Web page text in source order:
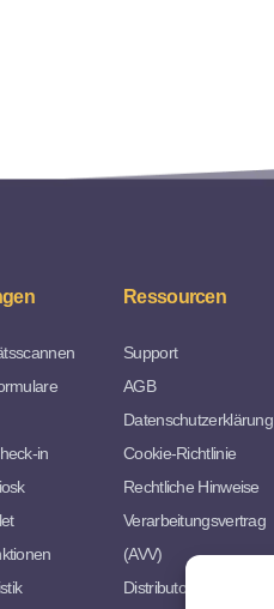
in
Ressourcen
Support
AGB
Datenschutzerklärung
Cookie-Richtlinie
Rechtliche Hinweise
Verarbeitungsvertrag
(AVV)
Distributorvereinbarung